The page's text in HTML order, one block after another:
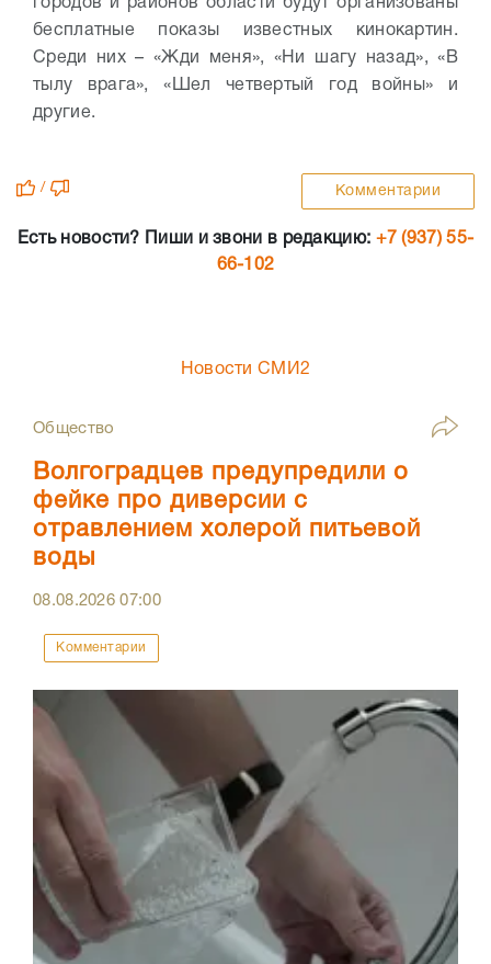
городов и районов области будут организованы
бесплатные показы известных кинокартин.
Среди них – «Жди меня», «Ни шагу назад», «В
тылу врага», «Шел четвертый год войны» и
другие.
/ Комментарии
Есть новости? Пиши и звони в редакцию: +7 (937) 55-
66-102
Новости СМИ2
Общество
Волгоградцев предупредили о
фейке про диверсии с
отравлением холерой питьевой
воды
08.08.202607:00
Комментарии